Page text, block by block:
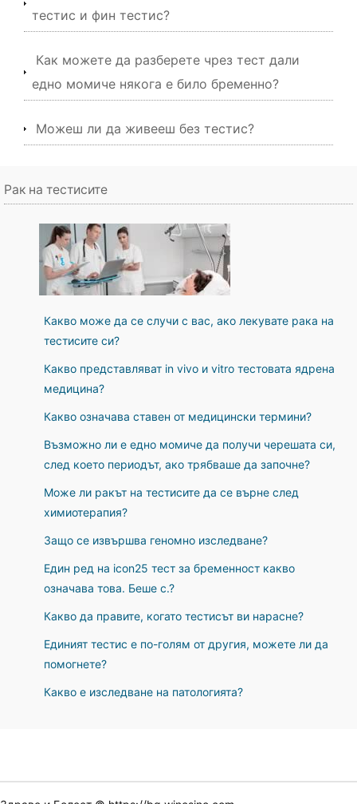
тестис и фин тестис?
Как можете да разберете чрез тест дали
едно момиче някога е било бременно?
Можеш ли да живееш без тестис?
Рак на тестисите
Какво може да се случи с вас, ако лекувате рака на
тестисите си?
Какво представляват in vivo и vitro тестовата ядрена
медицина?
Какво означава ставен от медицински термини?
Възможно ли е едно момиче да получи черешата си,
след което периодът, ако трябваше да започне?
Може ли ракът на тестисите да се върне след
химиотерапия?
Защо се извършва геномно изследване?
Един ред на icon25 тест за бременност какво
означава това. Беше c.?
Какво да правите, когато тестисът ви нарасне?
Единият тестис е по-голям от другия, можете ли да
помогнете?
Какво е изследване на патологията?